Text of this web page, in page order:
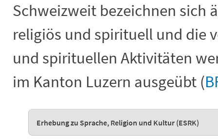
Schweizweit bezeichnen sich
religiös und spirituell und die
und spirituellen Aktivitäten
im Kanton Luzern ausgeübt (
Erhebung zu Sprache, Religion und Kultur (ESRK)